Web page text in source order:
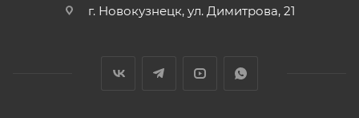
г. Новокузнецк, ул. Димитрова, 21